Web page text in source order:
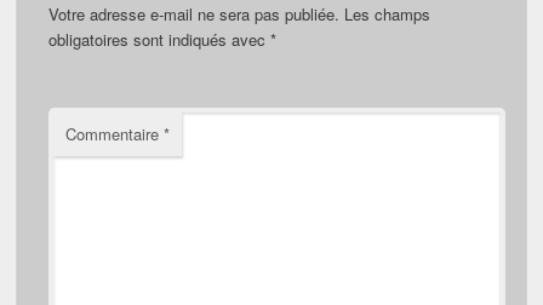
Votre adresse e-mail ne sera pas publiée. Les champs
obligatoires sont indiqués avec*
Commentaire*